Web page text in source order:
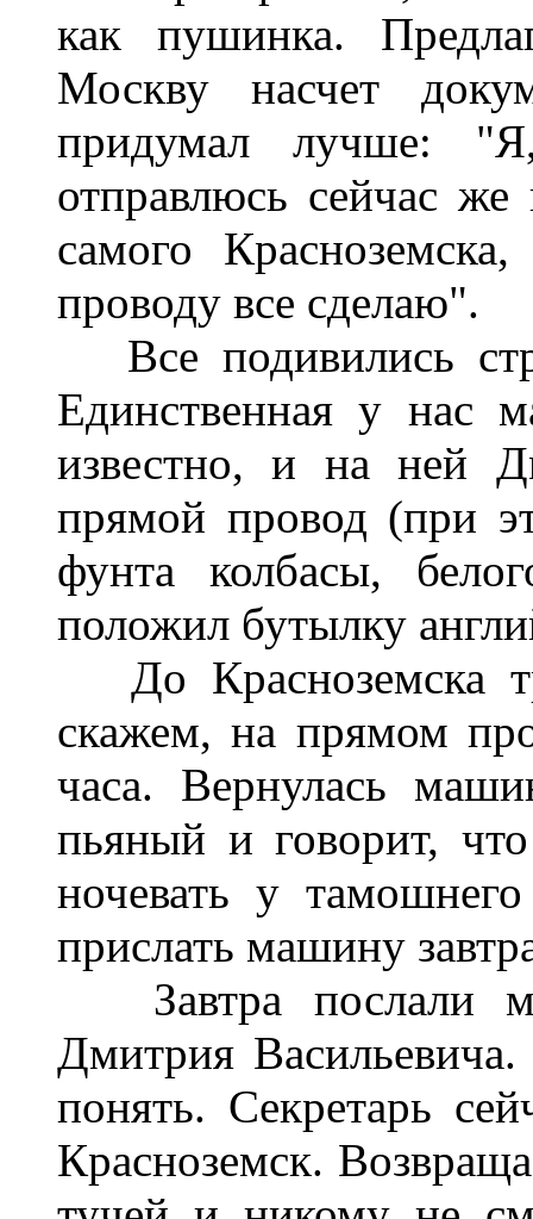
как пушинка.
Москву насчет
придумал лучше:
отправлюсь сейчас же
самого
проводу все сделаю".
Все подивились
Единственная у нас
известно, и на ней
прямой провод (при
фунта колбасы,
положил бутылку
До Красноземска
скажем, на прямом
часа. Вернулась
пьяный и говорит,
ночевать у
прислать машину
Завтра послали
Дмитрия
понять. Секретарь
Красноземск.